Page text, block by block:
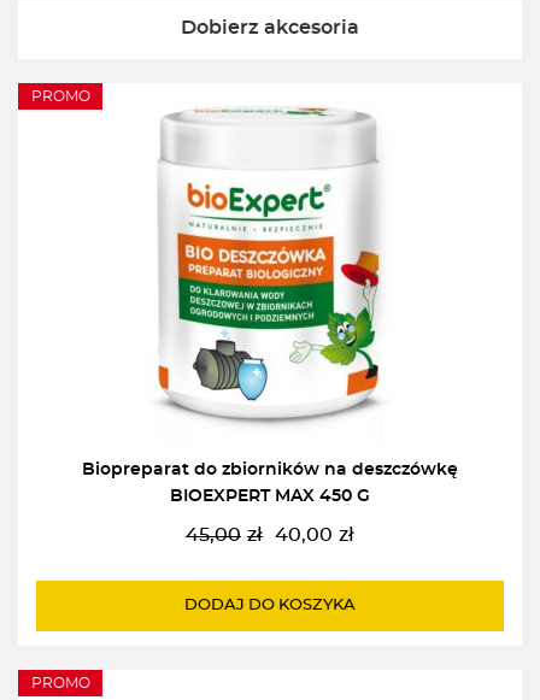
Dobierz akcesoria
PROMO
Biopreparat do zbiorników na deszczówkę
BIOEXPERT MAX 450 G
45,00 zł
Pierwotna
wynosiła:
40,00 zł
Aktualna
wynosi:
DODAJ DO KOSZYKA
PROMO